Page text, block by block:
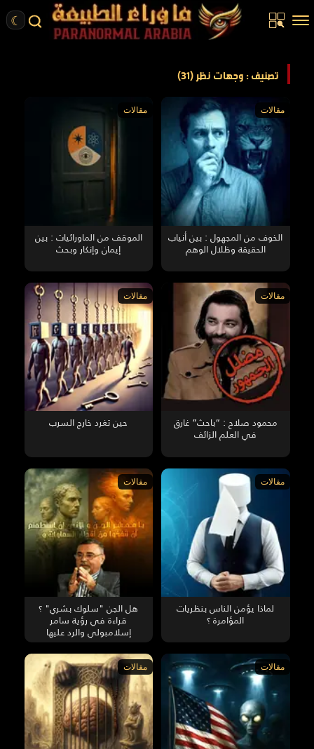
☾
مقالات
قصص واقعية
ركن الخيال
ENGLISH
تصنيف : وجهات نظر (31)
مقالات
الخوف من المجهول : بين أنياب
الحقيقة وظلال الوهم
مقالات
الموقف من الماورائيات : بين
إيمان وإنكار وبحث
مقالات
محمود صلاح : “باحث” غارق
في العلم الزائف
مقالات
حين تغرد خارج السرب
مقالات
لماذا يؤمن الناس بنظريات
المؤامرة ؟
مقالات
هل الجن "سلوك بشري" ؟
قراءة في رؤية سامر
إسلامبولي والرد عليها
مقالات مقالات